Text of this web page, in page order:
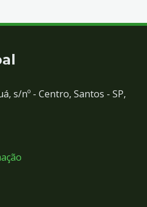
s/nº - Centro, Santos - SP,